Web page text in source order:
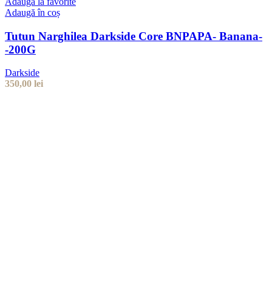
Adaugă în coș
Tutun Narghilea Darkside Core BNPAPA- Banana-
-200G
Darkside
350,00 lei